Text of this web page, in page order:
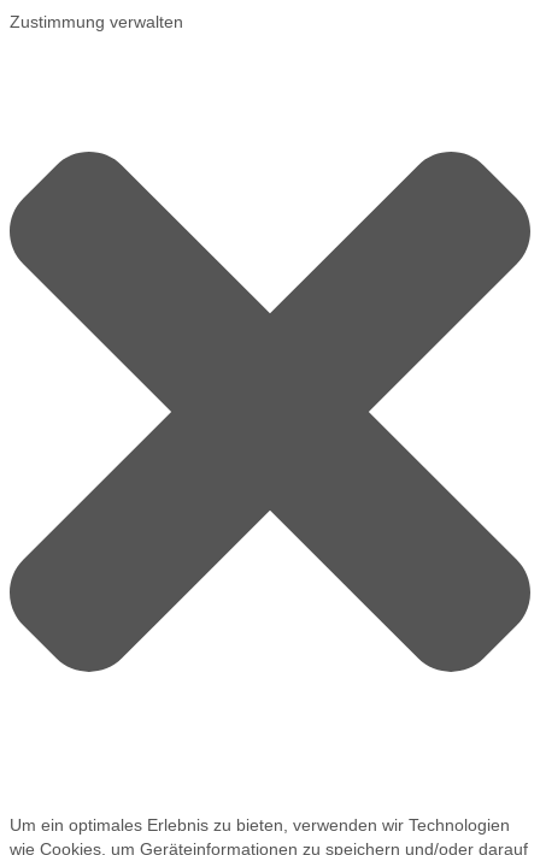
Zustimmung verwalten
Um ein optimales Erlebnis zu bieten, verwenden wir Technologien
wie Cookies, um Geräteinformationen zu speichern und/oder darauf